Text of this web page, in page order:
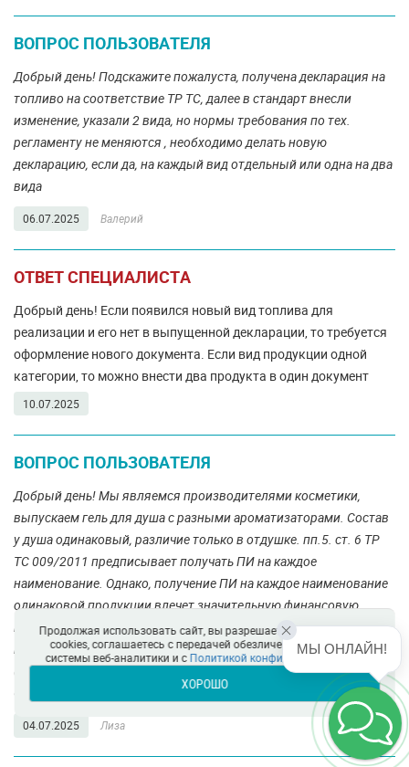
ВОПРОС ПОЛЬЗОВАТЕЛЯ
Добрый день! Подскажите пожалуста, получена декларация на
топливо на соответствие ТР ТС, далее в стандарт внесли
изменение, указали 2 вида, но нормы требования по тех.
регламенту не меняются , необходимо делать новую
декларацию, если да, на каждый вид отдельный или одна на два
вида
06.07.2025 Валерий
ОТВЕТ СПЕЦИАЛИСТА
Добрый день! Если появился новый вид топлива для
реализации и его нет в выпущенной декларации, то требуется
оформление нового документа. Если вид продукции одной
категории, то можно внести два продукта в один документ
10.07.2025
ВОПРОС ПОЛЬЗОВАТЕЛЯ
Добрый день! Мы являемся производителями косметики,
выпускаем гель для душа с разными ароматизаторами. Состав
у душа одинаковый, различие только в отдушке. пп.5. ст. 6 ТР
ТС 009/2011 предписывает получать ПИ на каждое
наименование. Однако, получение ПИ на каждое наименование
одинаковой продукции влечет значительную финансовую
нагрузку. В праве ли производитель с учетом однородности
продукции отобрать один типовой образец и указать его в ПИ
(в ДС будут перечислены все варианты ароматизаторов).
04.07.2025 Лиза
Продолжая использовать сайт, вы разрешаете использование
cookies, соглашаетесь с передачей обезличенных данных в
системы веб-аналитики и сПолитикой конфиденциальности
ХОРОШО
МЫ ОНЛАЙН!